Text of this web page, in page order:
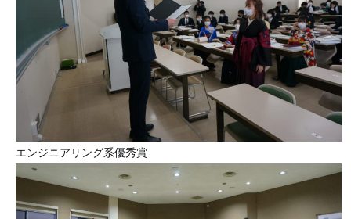
エンジニアリング系優秀賞